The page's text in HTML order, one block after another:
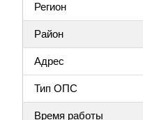
Регион
Район
Адрес
Тип ОПС
Время работы